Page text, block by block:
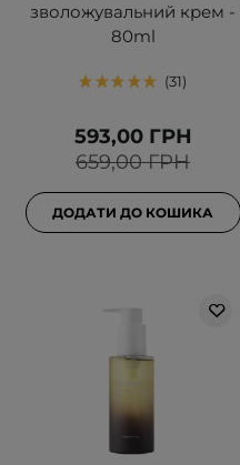
зволожувальний крем -
80ml
31
659,00 ГРН
593,00 ГРН
ДОДАТИ ДО КОШИКА